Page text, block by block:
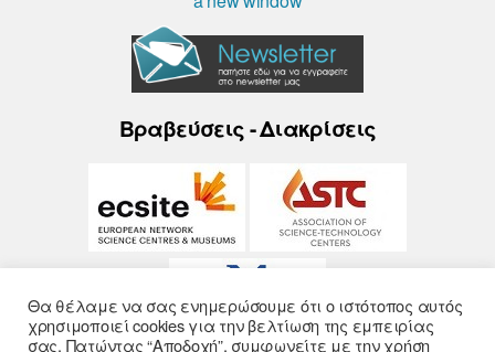
Βραβεύσεις - Διακρίσεις
Θα θέλαμε να σας ενημερώσουμε ότι ο ιστότοπος αυτός
χρησιμοποιεί cookies για την βελτίωση της εμπειρίας
σας. Πατώντας “Αποδοχή”, συμφωνείτε με την χρήση